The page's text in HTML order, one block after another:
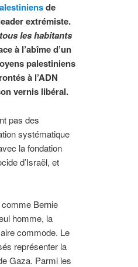
de
extrémiste.
tous les habitants
à l’abîme d’un
palestiniens
à l’ADN
vernis libéral.
pas des
systématique
la fondation
d’Israël, et
Bernie
homme, la
commode. Le
représenter la
Gaza. Parmi les